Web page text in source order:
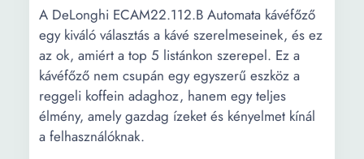
A DeLonghi ECAM22.112.B Automata kávéfőző
egy kiváló választás a kávé szerelmeseinek, és ez
az ok, amiért a top 5 listánkon szerepel. Ez a
kávéfőző nem csupán egy egyszerű eszköz a
reggeli koffein adaghoz, hanem egy teljes
élmény, amely gazdag ízeket és kényelmet kínál
a felhasználóknak.